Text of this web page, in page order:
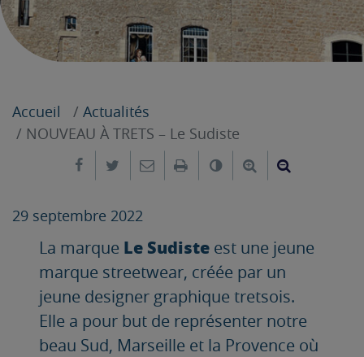
Accueil
Actualités
NOUVEAU À TRETS – Le Sudiste
Partager sur Facebook
Partager sur Twitter
Envoyer par e-mail
ImprimerChanger leAgrandir le
29 septembre 2022
La marque Le Sudiste est une jeune
marque streetwear, créée par un
jeune designer graphique tretsois.
Elle a pour but de représenter notre
beau Sud, Marseille et la Provence où